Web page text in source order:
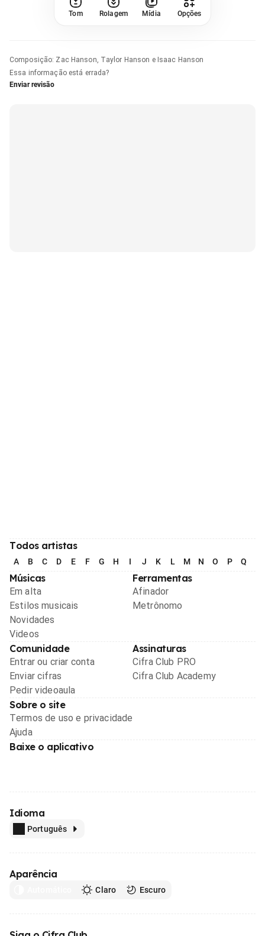
Tom Rolagem Mídia Opções
Composição: Zac Hanson, Taylor Hanson e Isaac Hanson
Essa informação está errada?
Enviar revisão
Todos artistas
A B C D E F G H I J K L M N O P Q
Músicas
Em alta
Estilos musicais
Novidades
Videos
Ferramentas
Afinador
Metrônomo
Comunidade
Entrar ou criar conta
Enviar cifras
Pedir videoaula
Assinaturas
Cifra Club PRO
Cifra Club Academy
Sobre o site
Termos de uso e privacidade
Ajuda
Baixe o aplicativo
Idioma
Português
Aparência
Claro Escuro